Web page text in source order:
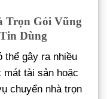
Trọn Gói Vũng
Dùng
thể gây ra nhiều
mát tài sản hoặc
chuyển nhà trọn